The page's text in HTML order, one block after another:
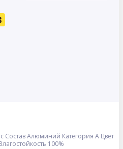
СоставАлюминий Категория A Цвет
100%